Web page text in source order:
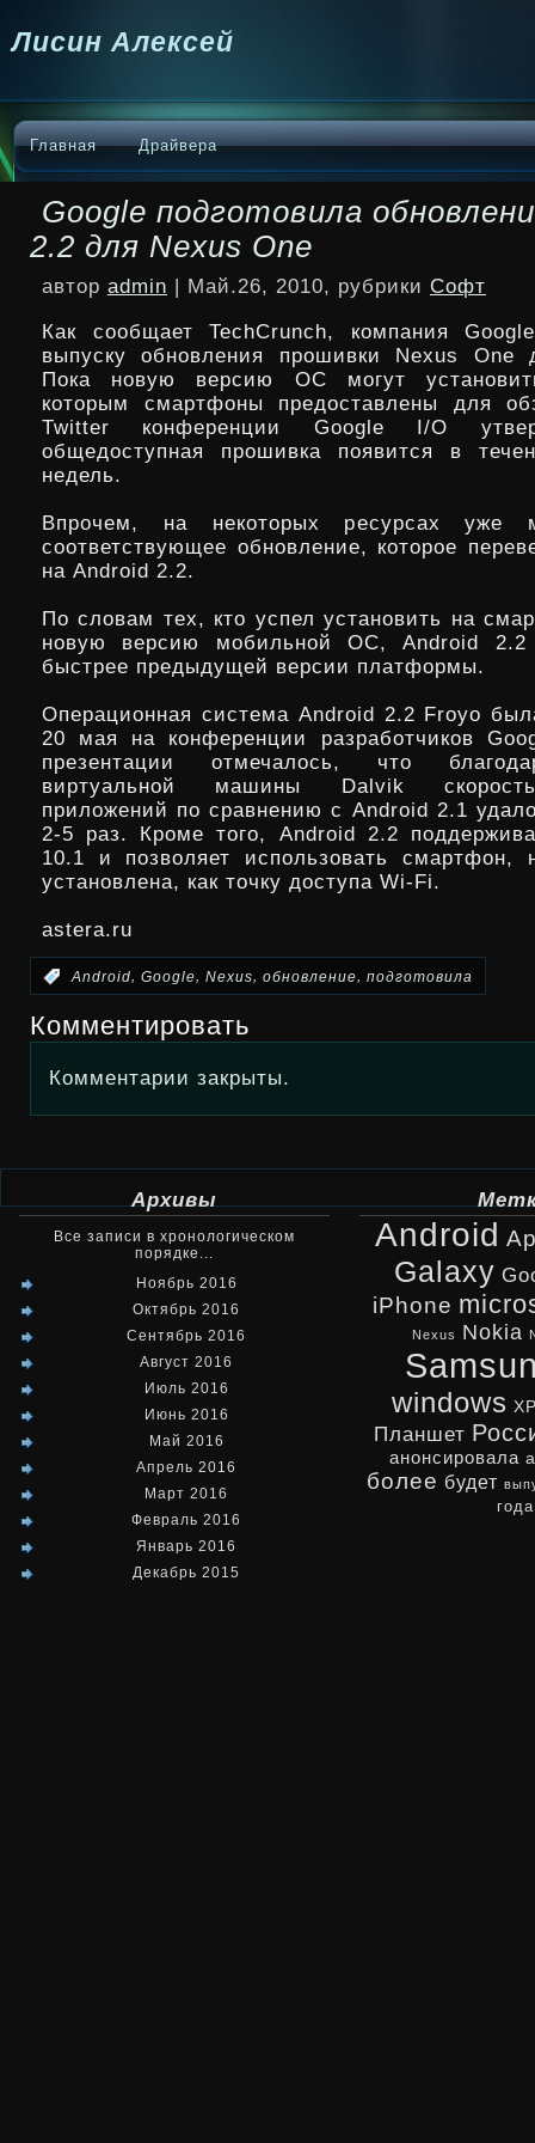
Лисин Алексей
Главная Драйвера
Google подготовила
2.2 для Nexus One
автор admin | Май.26, 2010, рубрики Софт
Как сообщает TechCrunch, компания
выпуску обновления прошивки Nexus One
Пока новую версию ОС могут
которым смартфоны предоставлены для
Twitter конференции Google I/O
общедоступная прошивка появится в
недель.
Впрочем, на некоторых ресурсах уже
соответствующее обновление, которое
на Android 2.2.
По словам тех, кто успел установить на
новую версию мобильной ОС, Android 2.2
быстрее предыдущей версии платформы.
Операционная система Android 2.2 Froyo
20 мая на конференции разработчиков
презентации отмечалось, что
виртуальной машины Dalvik
приложений по сравнению с Android 2.1
2-5 раз. Кроме того, Android 2.2
10.1 и позволяет использовать смартфон,
установлена, как точку доступа Wi-Fi.
astera.ru
:Android, Google, Nexus, обновление, подготовила
Комментировать
Комментарии закрыты.
Архивы
Все записи в хронологическом
порядке...
Ноябрь 2016
Октябрь 2016
Сентябрь 2016
Август 2016
Июль 2016
Июнь 2016
Май 2016
Апрель 2016
Март 2016
Февраль 2016
Январь 2016
Декабрь 2015
Android
Galaxy
iPhone
Nexus Nokia
windows
Планшет
анонсировала
более будет
года